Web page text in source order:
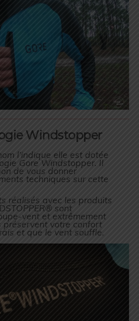
Windstopper
l’indique elle est dotée
Gore Windstopper. Il
de vous donner
techniques sur cette
réalisés avec les produits
sont
vent et extrêmement
préservent votre confort
et que le vent souffle.